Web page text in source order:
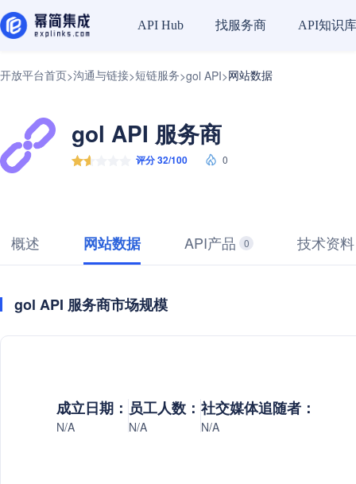
API Hub 找服务商 API知识库
开放平台首页>沟通与链接>短链服务>gol API>网站数据
gol API 服务商
评分 32/100 0
概述 网站数据 API产品 0 技术资料
gol API 服务商市场规模
成立日期：
N/A
员工人数：
N/A
社交媒体追随者：
N/A